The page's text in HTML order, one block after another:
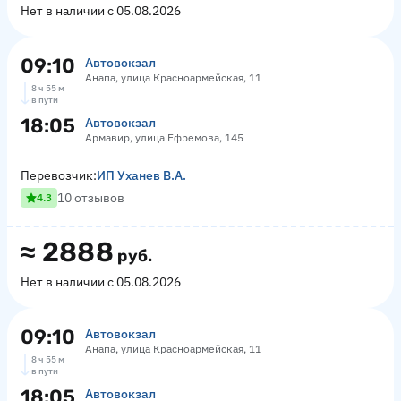
Нет в наличии с 05.08.2026
09:10 Автовокзал
Анапа, улица Красноармейская, 11
8 ч 55 м
в пути
18:05 Автовокзал
Армавир, улица Ефремова, 145
≈ 2888 руб.
Нет в наличии с 05.08.2026
Перевозчик:ИП Уханев В.А.
4.3 10 отзывов
09:10 Автовокзал
Анапа, улица Красноармейская, 11
8 ч 55 м
в пути
Автовокзал